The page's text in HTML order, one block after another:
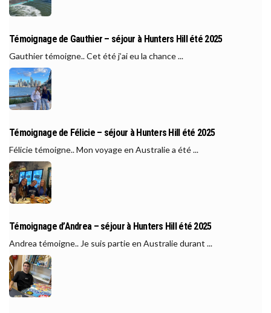
Témoignage de Gauthier – séjour à Hunters Hill été 2025
Gauthier témoigne.. Cet été j’ai eu la chance ...
Témoignage de Félicie – séjour à Hunters Hill été 2025
Félicie témoigne.. Mon voyage en Australie a été ...
Témoignage d’Andrea – séjour à Hunters Hill été 2025
Andrea témoigne.. Je suis partie en Australie durant ...